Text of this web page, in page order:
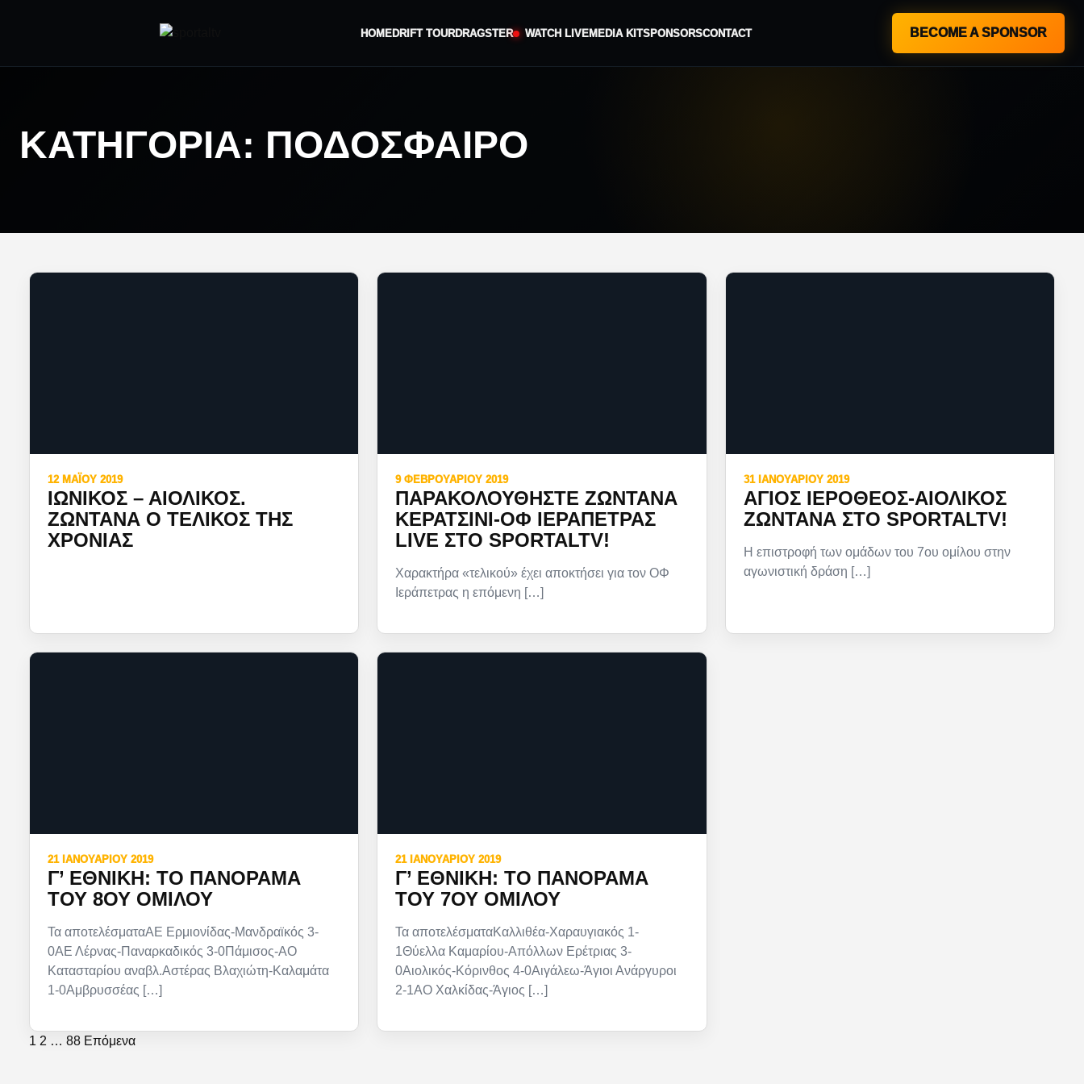
HOME DRIFT TOURDRAGSTER WATCH LIVE MEDIA KITSPONSORSCONTACT BECOME A SPONSOR
ΚΑΤΗΓΟΡΊΑ: ΠΟΔΟΣΦΑΙΡΟ
12 ΜΑΪ́ΟΥ 2019
ΙΩΝΙΚΟΣ – ΑΙΟΛΙΚΟΣ.
ΖΩΝΤΑΝΑ Ο ΤΕΛΙΚΟΣ ΤΗΣ
ΧΡΟΝΙΑΣ
9 ΦΕΒΡΟΥΑΡΊΟΥ 2019
ΠΑΡΑΚΟΛΟΥΘΉΣΤΕ ΖΩΝΤΑΝΆ
ΚΕΡΑΤΣΊΝΙ-ΟΦ ΙΕΡΆΠΕΤΡΑΣ
LIVE ΣΤΟ SPORTALTV!
Χαρακτήρα «τελικού» έχει αποκτήσει για τον ΟΦ
Ιεράπετρας η επόμενη […]
31 ΙΑΝΟΥΑΡΊΟΥ 2019
ΆΓΙΟΣ ΙΕΡΌΘΕΟΣ-ΑΙΟΛΙΚΌΣ
ΖΩΝΤΑΝΆ ΣΤΟ SPORTALTV!
Η επιστροφή των ομάδων του 7ου ομίλου στην
αγωνιστική δράση […]
21 ΙΑΝΟΥΑΡΊΟΥ 2019
Γ’ ΕΘΝΙΚΉ: ΤΟ ΠΑΝΌΡΑΜΑ
ΤΟΥ 8ΟΥ ΟΜΊΛΟΥ
Τα αποτελέσματαΑΕ Ερμιονίδας-Μανδραϊκός 3-
0ΑΕ Λέρνας-Παναρκαδικός 3-0Πάμισος-ΑΟ
Κατασταρίου αναβλ.Αστέρας Βλαχιώτη-Καλαμάτα
1-0Αμβρυσσέας […]
21 ΙΑΝΟΥΑΡΊΟΥ 2019
Γ’ ΕΘΝΙΚΉ: ΤΟ ΠΑΝΌΡΑΜΑ
ΤΟΥ 7ΟΥ ΟΜΊΛΟΥ
Τα αποτελέσματαΚαλλιθέα-Χαραυγιακός 1-
1Θύελλα Καμαρίου-Απόλλων Ερέτριας 3-
0Αιολικός-Κόρινθος 4-0Αιγάλεω-Άγιοι Ανάργυροι
2-1ΑΟ Χαλκίδας-Άγιος […]
1 2 … 88 Επόμενα